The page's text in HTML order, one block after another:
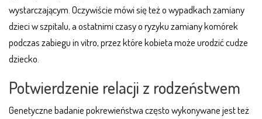
wystarczającym. Oczywiście mówi się też o wypadkach zamiany
dzieci w szpitalu, a ostatnimi czasy o ryzyku zamiany komórek
podczas zabiegu in vitro, przez które kobieta może urodzić cudze
dziecko.
Potwierdzenie relacji z rodzeństwem
Genetyczne badanie pokrewieństwa często wykonywane jest też